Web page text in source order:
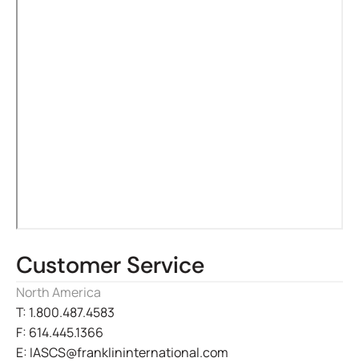
Customer Service
North America
T: 1.800.487.4583
F: 614.445.1366
E: IASCS@franklininternational.com